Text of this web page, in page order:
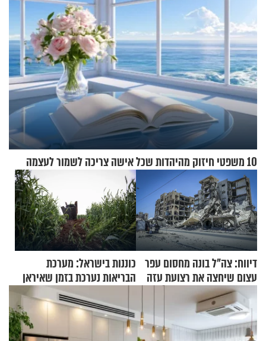
10 משפטי חיזוק מהיהדות שכל אישה צריכה לשמור לעצמה
דיווח: צה"ל בונה מחסום עפר
עצום שיחצה את רצועת עזה
לשניים
כוננות בישראל: מערכת
הבריאות נערכת בזמן שאיראן
מאיימת על הבריטים